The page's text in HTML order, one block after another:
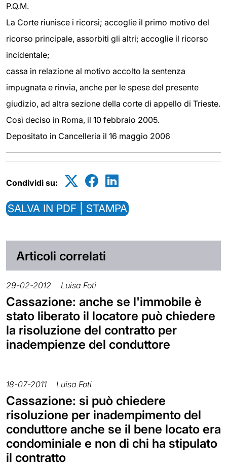
P.Q.M.
La Corte riunisce i ricorsi; accoglie il primo motivo del
ricorso principale, assorbiti gli altri; accoglie il ricorso
incidentale;
cassa in relazione al motivo accolto la sentenza
impugnata e rinvia, anche per le spese del presente
giudizio, ad altra sezione della corte di appello di Trieste.
Così deciso in Roma, il 10 febbraio 2005.
Depositato in Cancelleria il 16 maggio 2006
Condividi su:
SALVA IN PDF | STAMPA
Articoli correlati
29-02-2012 Luisa Foti
Cassazione: anche se l'immobile è
stato liberato il locatore può chiedere
la risoluzione del contratto per
inadempienze del conduttore
18-07-2011 Luisa Foti
Cassazione: si può chiedere
risoluzione per inadempimento del
conduttore anche se il bene locato era
condominiale e non di chi ha stipulato
il contratto